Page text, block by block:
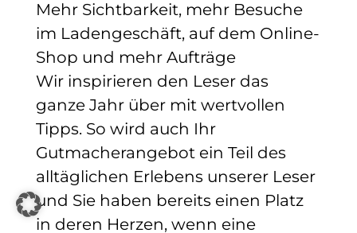
Mehr Sichtbarkeit, mehr Besuche
im Ladengeschäft, auf dem Online-
Shop und mehr Aufträge
Wir inspirieren den Leser das
ganze Jahr über mit wertvollen
Tipps. So wird auch Ihr
Gutmacherangebot ein Teil des
alltäglichen Erlebens unserer Leser
und Sie haben bereits einen Platz
in deren Herzen, wenn eine